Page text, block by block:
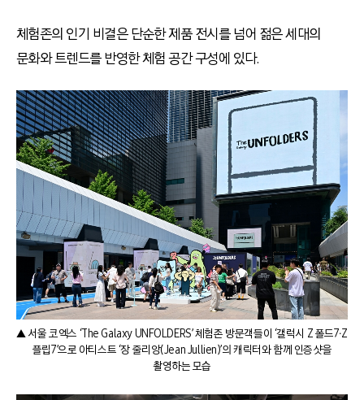
체험존의 인기 비결은 단순한 제품 전시를 넘어 젊은 세대의
문화와 트렌드를 반영한 체험 공간 구성에 있다.
▲ 서울 코엑스 ‘The Galaxy UNFOLDERS’ 체험존 방문객들이 ‘갤럭시 Z 폴드7∙Z
플립7’으로 아티스트 ‘장 줄리앙(Jean Jullien)’의 캐릭터와 함께 인증샷을
촬영하는 모습